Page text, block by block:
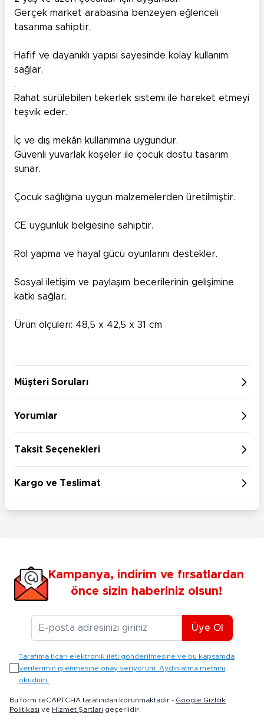
Gerçek market arabasına benzeyen eğlenceli
tasarıma sahiptir.
Hafif ve dayanıklı yapısı sayesinde kolay kullanım
sağlar.
.
Rahat sürülebilen tekerlek sistemi ile hareket etmeyi
teşvik eder.
İç ve dış mekân kullanımına uygundur.
Güvenli yuvarlak köşeler ile çocuk dostu tasarım
sunar.
Çocuk sağlığına uygun malzemelerden üretilmiştir.
CE uygunluk belgesine sahiptir.
Rol yapma ve hayal gücü oyunlarını destekler.
Sosyal iletişim ve paylaşım becerilerinin gelişimine
katkı sağlar.
Ürün ölçüleri: 48,5 x 42,5 x 31 cm
Müşteri Soruları
Yorumlar
Taksit Seçenekleri
Kargo ve Teslimat
Kampanya, indirim ve fırsatlardan
önce sizin haberiniz olsun!
E-posta Adresiniz
Üye Ol
Tarafıma ticari elektronik ileti gönderilmesine ve bu kapsamda
verilerimin işlenmesine onay veriyorum. Aydınlatma metnini
okudum.
Bu form reCAPTCHA tarafından korunmaktadır - Google Gizlilik
Politikası ve Hizmet Şartları geçerlidir.